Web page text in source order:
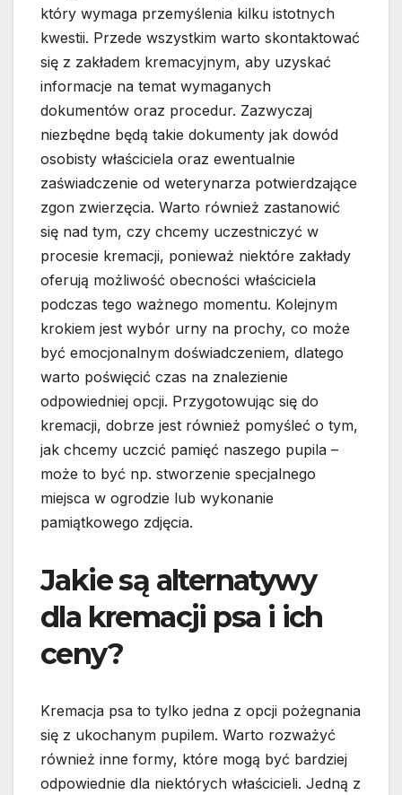
który wymaga przemyślenia kilku istotnych
kwestii. Przede wszystkim warto skontaktować
się z zakładem kremacyjnym, aby uzyskać
informacje na temat wymaganych
dokumentów oraz procedur. Zazwyczaj
niezbędne będą takie dokumenty jak dowód
osobisty właściciela oraz ewentualnie
zaświadczenie od weterynarza potwierdzające
zgon zwierzęcia. Warto również zastanowić
się nad tym, czy chcemy uczestniczyć w
procesie kremacji, ponieważ niektóre zakłady
oferują możliwość obecności właściciela
podczas tego ważnego momentu. Kolejnym
krokiem jest wybór urny na prochy, co może
być emocjonalnym doświadczeniem, dlatego
warto poświęcić czas na znalezienie
odpowiedniej opcji. Przygotowując się do
kremacji, dobrze jest również pomyśleć o tym,
jak chcemy uczcić pamięć naszego pupila –
może to być np. stworzenie specjalnego
miejsca w ogrodzie lub wykonanie
pamiątkowego zdjęcia.
Jakie są alternatywy
dla kremacji psa i ich
ceny?
Kremacja psa to tylko jedna z opcji pożegnania
się z ukochanym pupilem. Warto rozważyć
również inne formy, które mogą być bardziej
odpowiednie dla niektórych właścicieli. Jedną z